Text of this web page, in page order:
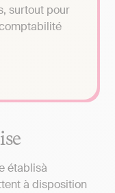
surtout pour
établisà
à disposition